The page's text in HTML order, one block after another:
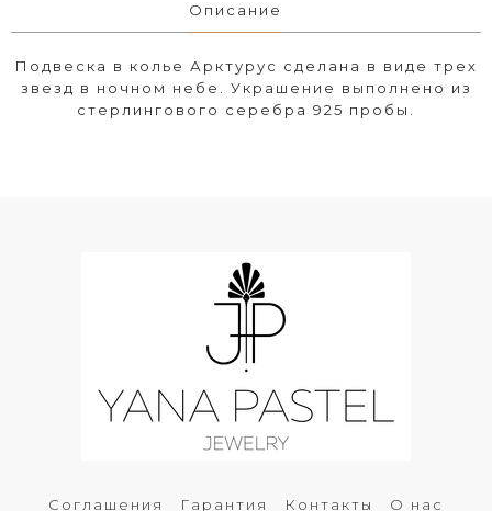
Описание
Подвеска в колье Арктурус сделана в виде трех
звезд в ночном небе. Украшение выполнено из
стерлингового серебра 925 пробы.
Соглашения Гарантия Контакты О нас